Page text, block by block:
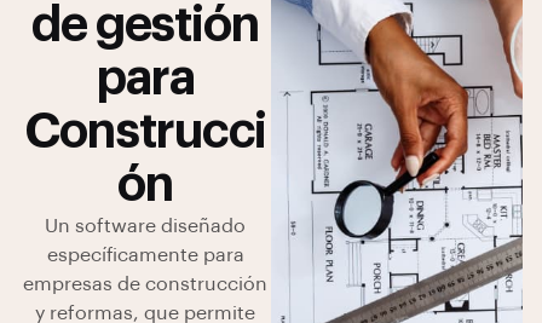
de gestión
para
Construcci
ón
Un software diseñado
específicamente para
empresas de construcción
y reformas, que permite